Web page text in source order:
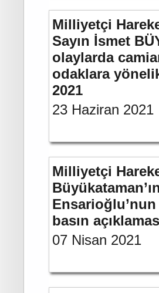
Milliyetçi
Sayın İsmet
olaylarda
odaklara
2021
23 Haziran 2021
Milliyetçi
Ensarioğlu’nun
basın
07 Nisan 2021